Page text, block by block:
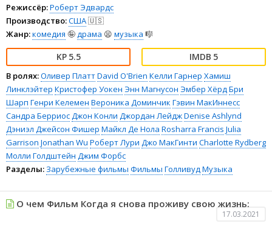
Режиссёр:Роберт Эдвардс
Производство:США🇺🇸
Жанр:комедия 🤪драма 😫 музыка 🎼
5.5 5
В ролях:Оливер ПлаттDavid O'Brien Келли Гарнер Хамиш
Линклэйтер Кристофер Уокен Энн Магнусон Эмбер ХёрдБри
Шарп Генри Келемен Вероника Доминчик Гэвин МакИннесс
Сандра БерриосДжон Конли Джордан ЛейджDenise Ashlynd
Дэниэл Джейсон Фишер Майкл Де Нола Rosharra Francis Julia
Garrison Jonathan Wu Роберт Лури Джо МакГинти Charlotte Rydberg
Молли Голдштейн Джим Форбс
Разделы: Зарубежные фильмы Фильмы ГолливудМузыка
О чем Фильм Когда я снова проживу свою жизнь:
17.03.2021